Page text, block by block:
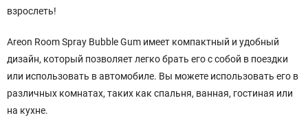
взрослеть!
Areon Room Spray Bubble Gum имеет компактный и удобный
дизайн, который позволяет легко брать его с собой в поездки
или использовать в автомобиле. Вы можете использовать его в
различных комнатах, таких как спальня, ванная, гостиная или
на кухне.